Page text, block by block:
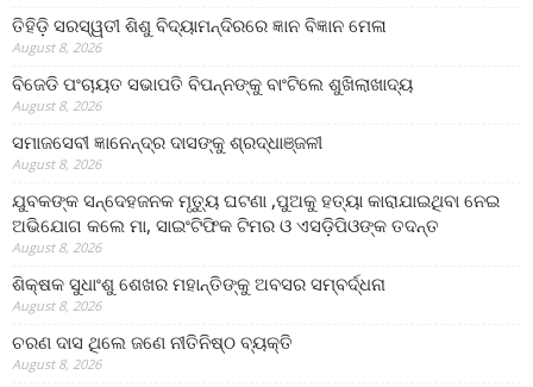
ତିହିଡି଼ ସରସ୍ୱତୀ ଶିଶୁ ବିଦ୍ୟାମନ୍ଦିରରେ ଜ୍ଞାନ ବିଜ୍ଞାନ ମେଳା
August 8, 2026
ବିଜେଡି ପଂଚାୟତ ସଭାପତି ବିପନ୍ନଙ୍କୁ ବାଂଟିଲେ ଶୁଖିଲାଖାଦ୍ୟ
August 8, 2026
ସମାଜସେବୀ ଜ୍ଞାନେନ୍ଦ୍ର ଦାସଙ୍କୁ ଶ୍ରଦ୍ଧାଞ୍ଜଳୀ
August 8, 2026
ଯୁବକଙ୍କ ସନ୍ଦେହଜନକ ମୃତ୍ୟୁ ଘଟଣା ,ପୁଅକୁ ହତ୍ୟା କାରାଯାଇଥିବା ନେଇ
ଅଭିଯୋଗ କଲେ ମା, ସାଇଂଟିଫିକ ଟିମର ଓ ଏସଡ଼ିପିଓଙ୍କ ତଦନ୍ତ
August 8, 2026
ଶିକ୍ଷକ ସୁଧାଂଶୁ ଶେଖର ମହାନ୍ତିଙ୍କୁ ଅବସର ସମ୍ବର୍ଦ୍ଧନା
August 8, 2026
ଚରଣ ଦାସ ଥିଲେ ଜଣେ ନୀତିନିଷ୍ଠ ବ୍ୟକ୍ତି
August 8, 2026